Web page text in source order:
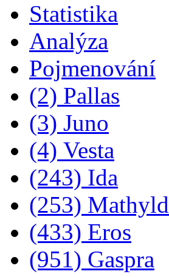
Statistika
Analýza
Pojmenování
(2) Pallas
(3) Juno
(4) Vesta
(243) Ida
(253)
(433) Eros
(951) Gaspra